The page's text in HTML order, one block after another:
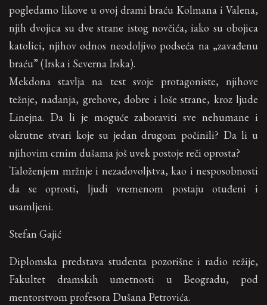
pogledamo likove u ovoj drami braću Kolmana i Valena,
njih dvojica su dve strane istog novčića, iako su obojica
katolici, njihov odnos neodoljivo podseća na „zavađenu
braću” (Irska i Severna Irska).
Mekdona stavlja na test svoje protagoniste, njihove
težnje, nadanja, grehove, dobre i loše strane, kroz ljude
Linejna. Da li je moguće zaboraviti sve nehumane i
okrutne stvari koje su jedan drugom počinili? Da li u
njihovim crnim dušama još uvek postoje reči oprosta?
Taloženjem mržnje i nezadovoljstva, kao i nesposobnosti
da se oprosti, ljudi vremenom postaju otuđeni i
usamljeni.
Stefan Gajić
Diplomska predstava studenta pozorišne i radio režije,
Fakultet dramskih umetnosti u Beogradu, pod
mentorstvom profesora Dušana Petrovića.